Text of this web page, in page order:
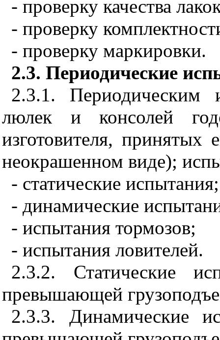
- проверку качества
- проверку
- проверку маркировки.
2.3. Периодические
2.3.1. Периодическим
люлек и консолей
изготовителя,
неокрашенном виде);
- статические испытания;
- динамические
- испытания тормозов;
- испытания ловителей.
2.3.2. Статические
превышающей
2.3.3. Динамические